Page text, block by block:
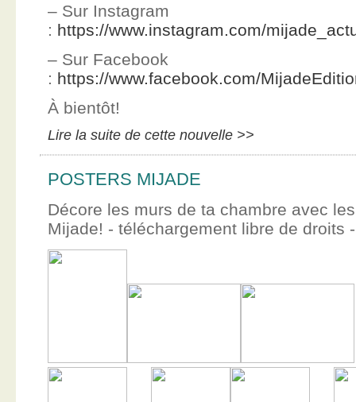
– Sur Instagram
: https://www.instagram.com/
– Sur Facebook
: https://www.facebook.com/
À bientôt!
Lire la suite de cette nouvelle >>
POSTERS MIJADE
Décore les murs de ta chambre avec
Mijade! - téléchargement libre de droits -